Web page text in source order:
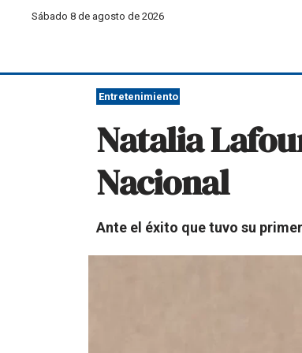
Sábado 8 de agosto de 2026
Entretenimiento
Natalia
Nacional
Ante el éxito que tuvo su